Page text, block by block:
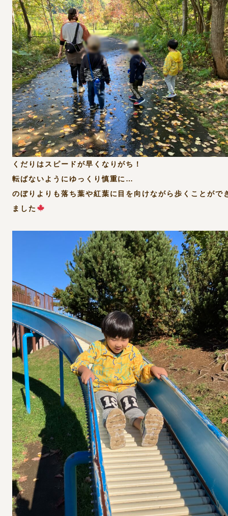
くだりはスピードが早くなりがち！
転ばないようにゆっくり慎重に…
のぼりよりも落ち葉や紅葉に目を向けながら歩くことがで
ました